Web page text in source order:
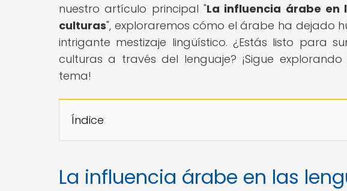
nuestro artículo principal "La influencia árabe en
culturas", exploraremos cómo el árabe ha dejado
intrigante mestizaje lingüístico. ¿Estás listo para
culturas a través del lenguaje? ¡Sigue
tema!
Índice
La influencia árabe en las